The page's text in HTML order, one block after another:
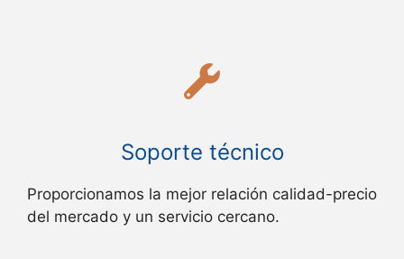
Soporte técnico
Proporcionamos la mejor relación calidad-precio
del mercado y un servicio cercano.